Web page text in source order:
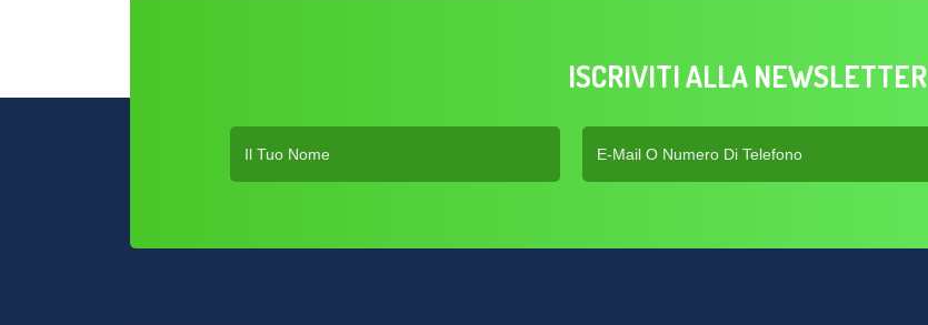
ISCRIVITI ALLA NEWSLETTER